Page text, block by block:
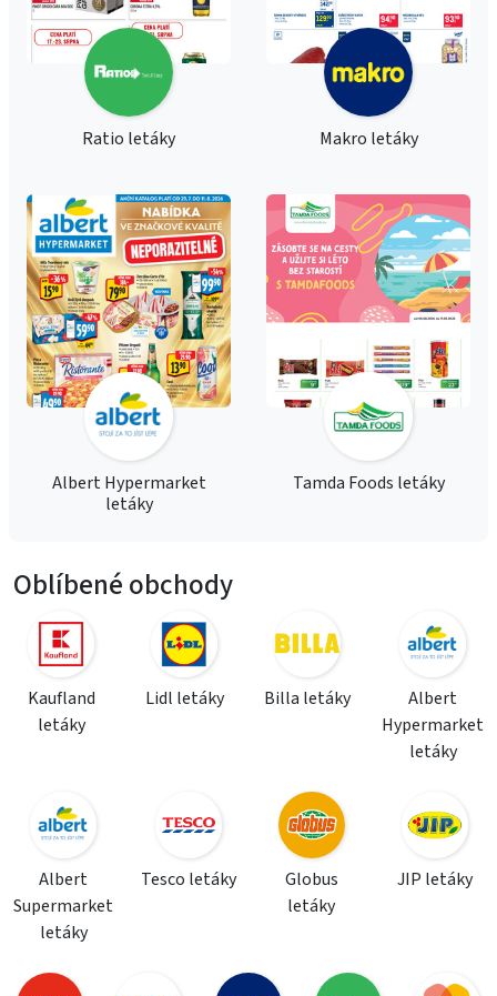
Ratio letáky Makro letáky
Albert Hypermarket
letáky
Tamda Foods letáky
Oblíbené obchody
Kaufland
letáky
Lidl letáky Billa letáky
Albert
Hypermarket
letáky
Albert
Supermarket
letáky
Tesco letáky
Globus
letáky
JIP letáky